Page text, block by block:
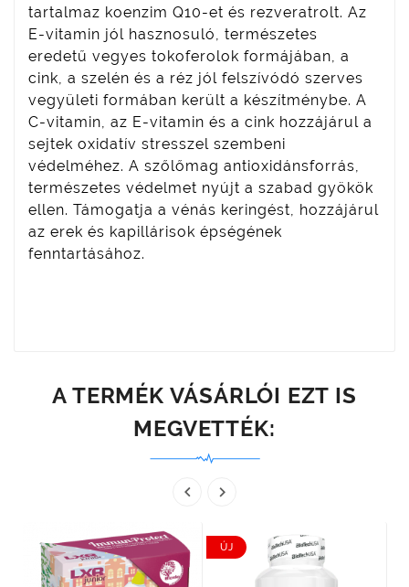
tartalmaz koenzim Q10-et és rezveratrolt. Az
E-vitamin jól hasznosuló, természetes
eredetű vegyes tokoferolok formájában, a
cink, a szelén és a réz jól felszívódó szerves
vegyületi formában került a készítménybe. A
C-vitamin, az E-vitamin és a cink hozzájárul a
sejtek oxidatív stresszel szembeni
védelméhez. A szőlőmag antioxidánsforrás,
természetes védelmet nyújt a szabad gyökök
ellen. Támogatja a vénás keringést, hozzájárul
az erek és kapillárisok épségének
fenntartásához.
A TERMÉK VÁSÁRLÓI EZT IS
MEGVETTÉK:
 
ÚJ